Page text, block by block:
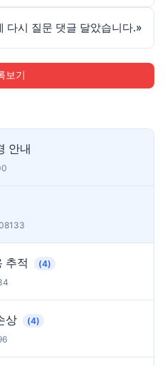
다시 질문 댓글 달았습니다.»
보기
안내
추적
(4)
상
(4)